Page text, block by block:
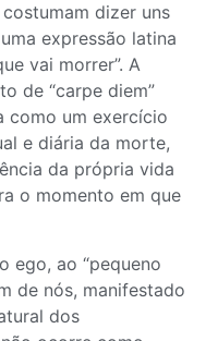
dizer uns
expressão latina
vai morrer”. A
de “carpe diem”
como um exercício
e diária da morte,
da própria vida
o momento em que
ego, ao “pequeno
de nós, manifestado
dos